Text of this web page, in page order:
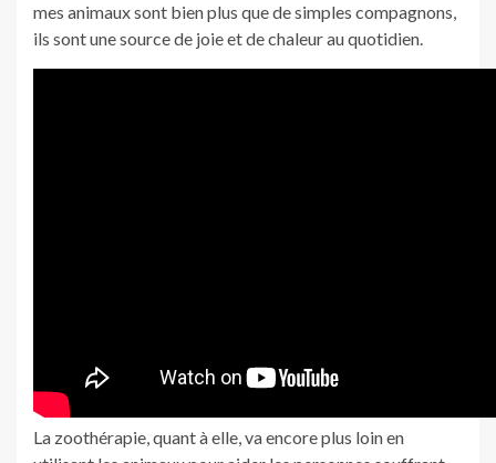
mes animaux sont bien plus que de simples compagnons,
ils sont une source de joie et de chaleur au quotidien.
La zoothérapie, quant à elle, va encore plus loin en